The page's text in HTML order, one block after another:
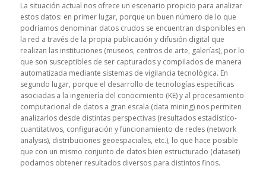
La situación actual nos ofrece un escenario propicio para analizar
estos datos: en primer lugar, porque un buen número de lo que
podríamos denominar datos crudos se encuentran disponibles en
la red a través de la propia publicación y difusión digital que
realizan las instituciones (museos, centros de arte, galerías), por lo
que son susceptibles de ser capturados y compilados de manera
automatizada mediante sistemas de vigilancia tecnológica. En
segundo lugar, porque el desarrollo de tecnologías específicas
asociadas a la ingeniería del conocimiento (KE) y al procesamiento
computacional de datos a gran escala (data mining) nos permiten
analizarlos desde distintas perspectivas (resultados estadístico-
cuantitativos, configuración y funcionamiento de redes (network
analysis), distribuciones geoespaciales, etc.), lo que hace posible
que con un mismo conjunto de datos bien estructurado (dataset)
podamos obtener resultados diversos para distintos finos.